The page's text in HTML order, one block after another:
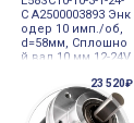
C A2500003893 Энк
одер 10 имп./об,
d=58мм, Сплошно
й вал 10 мм 12-24V
23 520₽